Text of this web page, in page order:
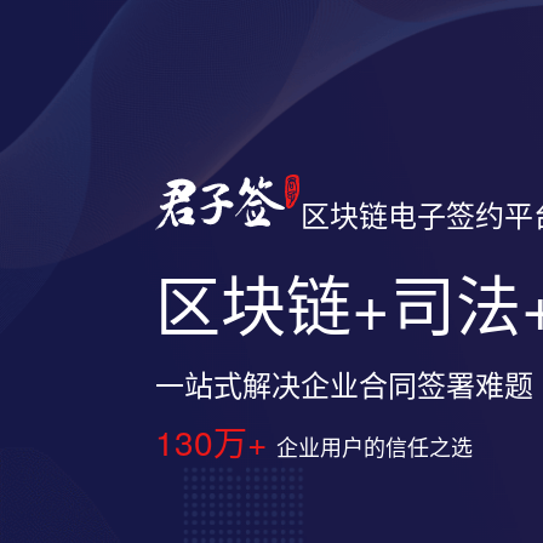
区块链电子签约平
区块链+司
一站式解决企业合同签署难题
130万+ 企业用户的信任之选